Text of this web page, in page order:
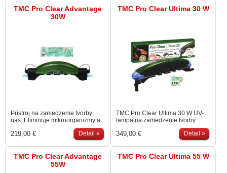
TMC Pro Clear Advantage
30W
Prístroj na zamedzenie tvorby
rias. Eliminuje mikroorganizmy a
baktérie vo vode. Obsahuje 90-
centimetrovú UV-trubicu. Možnosť
pripojenia zospodu alebo zo
strán. Maximálny prevádzkový tlak
0,7 bar. Vhodné pre jazierka do
objemu 27.000 litrov - v závislosti
219,00 € Detail »
TMC Pro Clear Ultima 30 W
TMC Pro Clear Ultima 30 W UV-
lampa na zamedzenie tvorby
jednobunečných rias a zelenej
vody. Eliminuje mikroorganizmy a
baktérie vo vode. Obsahuje 90-
centimetrovú UV-trubicu so
zvýšeným výkonom vyrobenú v
349,00 € Detail »
TMC Pro Clear Advantage
55W
TMC Pro Clear Ultima 55 W